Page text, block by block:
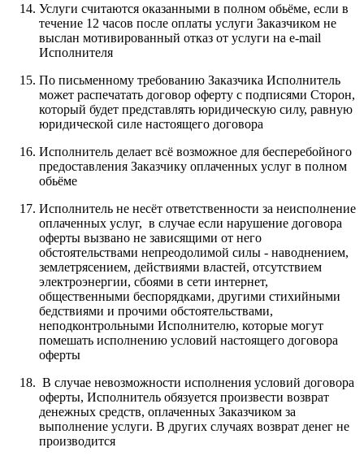
Услуги считаются оказанными в полном обьёме, если в
течение 12 часов после оплаты услуги Заказчиком не
выслан мотивированный отказ от услуги на e-mail
Исполнителя
По письменному требованию Заказчика Исполнитель
может распечатать договор оферту с подписями Сторон,
который будет представлять юридическую силу, равную
юридической силе настоящего договора
Исполнитель делает всё возможное для бесперебойного
предоставления Заказчику оплаченных услуг в полном
обьёме
Исполнитель не несёт ответственности за неисполнение
оплаченных услуг, в случае если нарушение договора
оферты вызвано не зависящими от него
обстоятельствами непреодолимой силы - наводнением,
землетрясением, действиями властей, отсутствием
электроэнергии, сбоями в сети интернет,
общественными беспорядками, другими стихийными
бедствиями и прочими обстоятельствами,
неподконтрольными Исполнителю, которые могут
помешать исполнению условий настоящего договора
оферты
В случае невозможности исполнения условий договора
оферты, Исполнитель обязуется произвести возврат
денежных средств, оплаченных Заказчиком за
выполнение услуги. В других случаях возврат денег не
производится